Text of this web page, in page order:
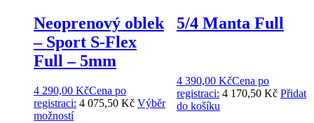
Neoprenový oblek
– Sport S-Flex
Full – 5mm
4 290,00 KčCena po
registraci: 4 075,50 Kč Výběr
možností
5/4 Manta Full
4 390,00 KčCena po
registraci: 4 170,50 Kč Přidat
do košíku